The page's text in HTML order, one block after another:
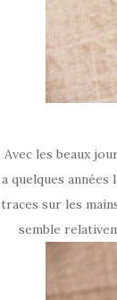
Avec les beaux
a quelques
traces sur les
semble